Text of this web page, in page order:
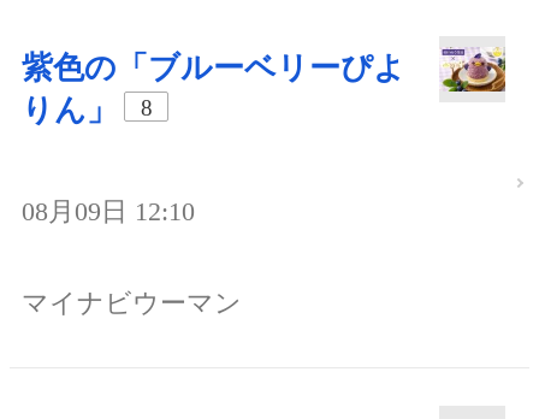
紫色の「ブルーベリーぴよ
りん」
8
08月09日 12:10
マイナビウーマン